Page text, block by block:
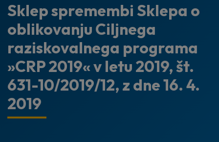
Sklep spremembi Sklepa o
oblikovanju Ciljnega
raziskovalnega programa
»CRP 2019« v letu 2019, št.
631-10/2019/12, z dne 16. 4.
2019